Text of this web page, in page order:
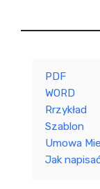
PDF
WORD
Rrzykład
Szablon
Umowa
Jak